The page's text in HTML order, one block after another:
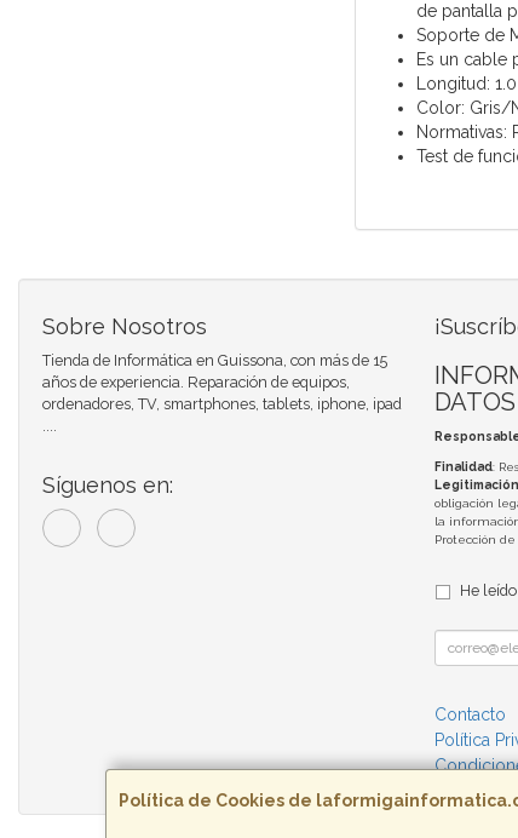
de pantalla
Soporte de
Es un cable
Longitud:
Color: Gris/
Normativas:
Test de
Política de Cookies de
Sobre Nosotros
Tienda de Informática en Guissona, con más de 15
años de experiencia. Reparación de equipos,
ordenadores, TV, smartphones, tablets, iphone, ipad
....
Síguenos en:
DATOS
Finalidad:
Legitimación
obligación
la
Protección
He
Contacto
Política